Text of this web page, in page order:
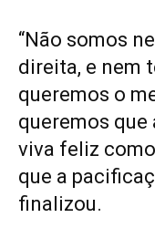
“Não somos
direita, e nem
queremos o
queremos
viva feliz
que a
finalizou.